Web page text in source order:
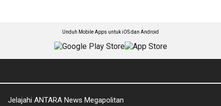
Unduh Mobile Apps untuk iOS dan Android
Jelajahi ANTARA News Megapolitan